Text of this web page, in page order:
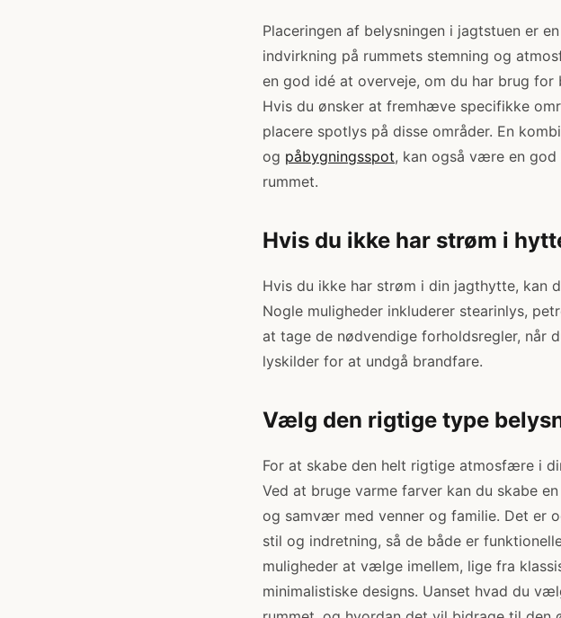
Placeringen af belysningen i jagtstuen er
indvirkning på rummets stemning og
en god idé at overveje, om du har brug for
Hvis du ønsker at fremhæve specifikke
placere spotlys på disse områder. En
og påbygningsspot, kan også være en
rummet.
Hvis du ikke har strøm i
Hvis du ikke har strøm i din jagthytte, kan
Nogle muligheder inkluderer stearinlys,
at tage de nødvendige forholdsregler, når
lyskilder for at undgå brandfare.
Vælg den rigtige type
For at skabe den helt rigtige atmosfære i
Ved at bruge varme farver kan du skabe
og samvær med venner og familie. Det er
stil og indretning, så de både er
muligheder at vælge imellem, lige fra
minimalistiske designs. Uanset hvad du